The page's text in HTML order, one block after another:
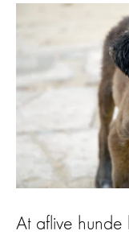
At aflive hunde